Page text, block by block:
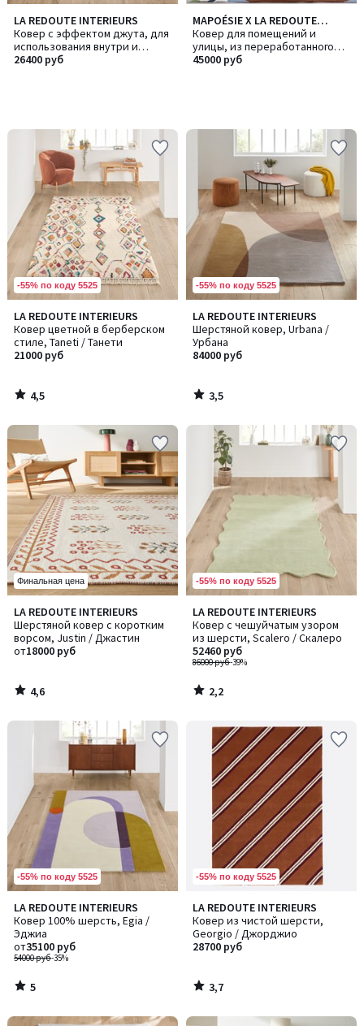
LA REDOUTE INTERIEURS
Ковер с эффектом джута, для
использования внутри и
снаружи помещений, EVITA /
26400 руб
MAPOÉSIE X LA REDOUTE
INTÉRIEURS
Ковер для помещений и
улицы, из переработанного
полиэстера
45000 руб
-55% по коду 5525
LA REDOUTE INTERIEURS
Ковер цветной в берберском
стиле, Taneti / Танети
21000 руб
4,5
/ 5
4,5
/
-55% по коду 5525
LA REDOUTE INTERIEURS
Шерстяной ковер, Urbana /
Урбана
84000 руб
3,5
/ 5
3,5
/
Финальная цена
LA REDOUTE INTERIEURS
Шерстяной ковер с коротким
ворсом, Justin / Джастин
от18000 руб
4,6
/ 5
4,6
/
-55% по коду 5525
LA REDOUTE INTERIEURS
Ковер с чешуйчатым узором
из шерсти, Scalero / Скалеро
86000 руб-39%
52460 руб
2,2
/ 5
2,2
/
-55% по коду 5525
LA REDOUTE INTERIEURS
Ковер 100% шерсть, Egia /
Эджиа
54000 руб-35%
от35100 руб
5
/
5
5
/
-55% по коду 5525
LA REDOUTE INTERIEURS
Ковер из чистой шерсти,
Georgio / Джорджио
28700 руб
3,7
/ 5
3,7
/